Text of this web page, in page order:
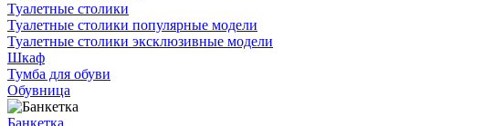
Туалетные столики
Туалетные столики популярные модели
Туалетные столики эксклюзивные модели
Шкаф
Тумба для обуви
Обувница
Банкетка